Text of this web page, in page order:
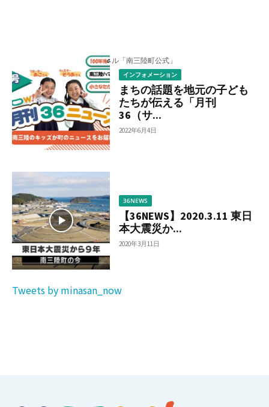
調
べ
る
インフォメーション
まちの話題を地元の子ども
たちが伝える「月刊
36（サ...
2022年6月4日
36NEWS
【36NEWS】2020.3.11 東日
本大震災か...
2020年3月11日
Tweets by minasan_now